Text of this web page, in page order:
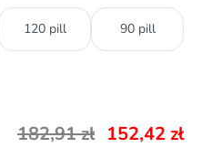
120 pill 90 pill
182,91zł 152,42 zł